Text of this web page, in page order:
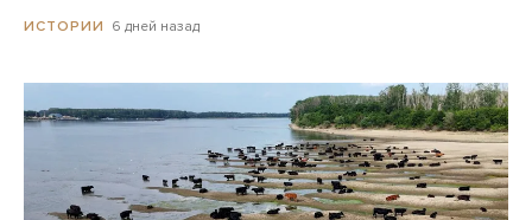
ИСТОРИИ 6 дней назад